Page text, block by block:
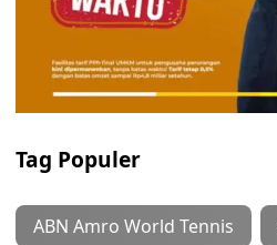
Tag Populer
ABN Amro World Tennis